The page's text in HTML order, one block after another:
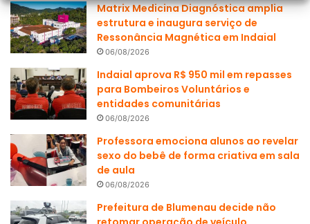
Matrix Medicina Diagnóstica amplia
estrutura e inaugura serviço de
Ressonância Magnética em Indaial
06/08/2026
Indaial aprova R$ 950 mil em repasses
para Bombeiros Voluntários e
entidades comunitárias
06/08/2026
Professora emociona alunos ao revelar
sexo do bebê de forma criativa em sala
de aula
06/08/2026
Prefeitura de Blumenau decide não